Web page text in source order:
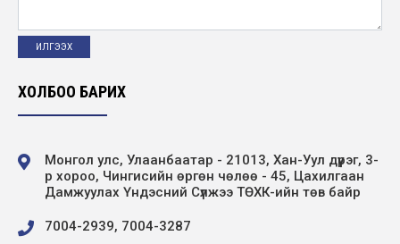
ХОЛБОО БАРИХ
Монгол улс, Улаанбаатар - 21013, Хан-Уул дүүрэг, 3-
р хороо, Чингисийн өргөн чөлөө - 45, Цахилгаан
Дамжуулах Үндэсний Сүлжээ ТӨХК-ийн төв байр
7004-2939, 7004-3287